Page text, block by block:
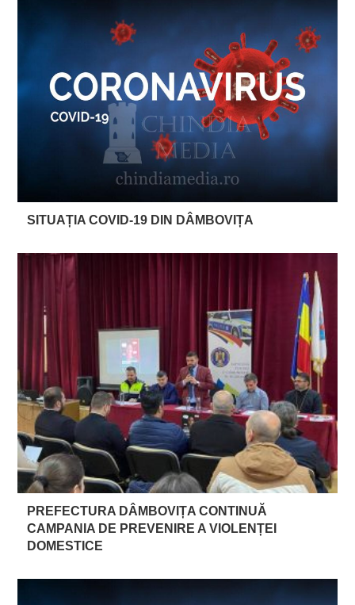
SITUAȚIA COVID-19 DIN DÂMBOVIȚA
PREFECTURA DÂMBOVIȚA CONTINUĂ
CAMPANIA DE PREVENIRE A VIOLENȚEI
DOMESTICE